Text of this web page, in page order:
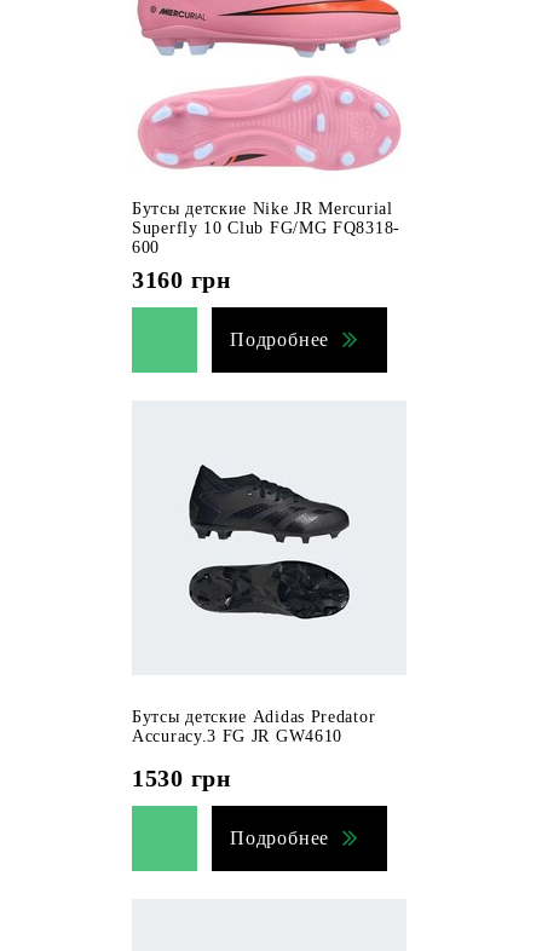
Бутсы детские Nike JR Mercurial
Superfly 10 Club FG/MG FQ8318-
600
3160 грн
Подробнее
Бутсы детские Adidas Predator
Accuracy.3 FG JR GW4610
1530 грн
Подробнее